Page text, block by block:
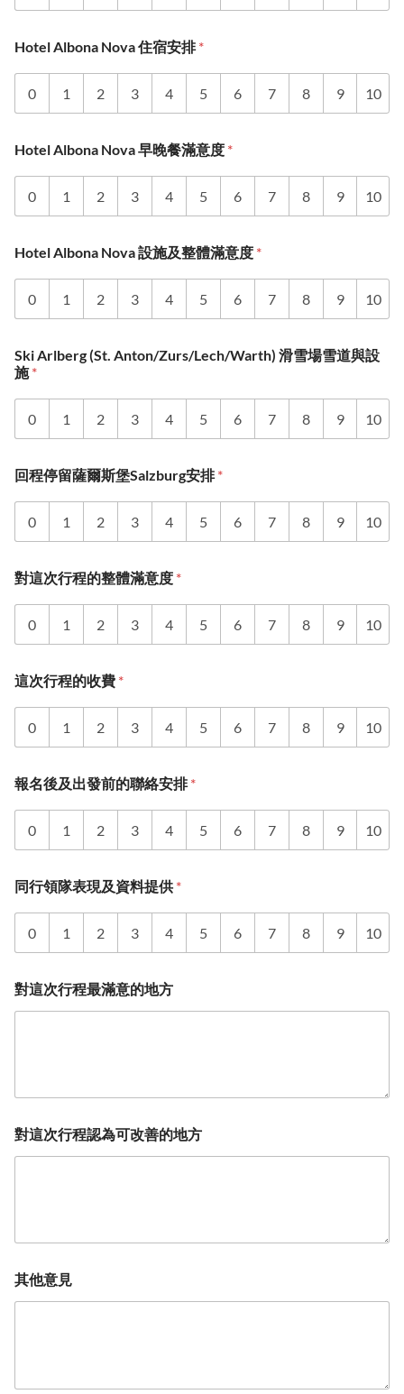
Hotel Albona Nova 住宿安排*
0 1 2 3 4 5 6 7 8 9 10
Hotel Albona Nova 早晚餐滿意度 *
0 1 2 3 4 5 6 7 8 9 10
Hotel Albona Nova 設施及整體滿意度 *
0 1 2 3 4 5 6 7 8 9 10
Ski Arlberg (St. Anton/Zurs/Lech/Warth) 滑雪場雪道與設
施*
0 1 2 3 4 5 6 7 8 9 10
回程停留薩爾斯堡Salzburg安排*
0 1 2 3 4 5 6 7 8 9 10
對這次行程的整體滿意度 *
0 1 2 3 4 5 6 7 8 9 10
這次行程的收費 *
0 1 2 3 4 5 6 7 8 9 10
報名後及出發前的聯絡安排*
0 1 2 3 4 5 6 7 8 9 10
同行領隊表現及資料提供 *
0 1 2 3 4 5 6 7 8 9 10
對這次行程最滿意的地方
對這次行程認為可改善的地方
其他意見